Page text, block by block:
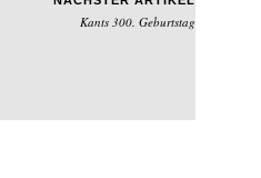
Kants 300. Geburtstag